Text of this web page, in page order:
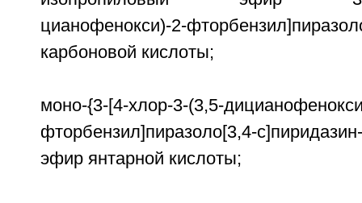
цианофенокси)-2-
карбоновой кислоты;
моно-{3-[4-хлор-3-(3,5-
фторбензил]пиразоло[3,4-
эфир янтарной кислоты;